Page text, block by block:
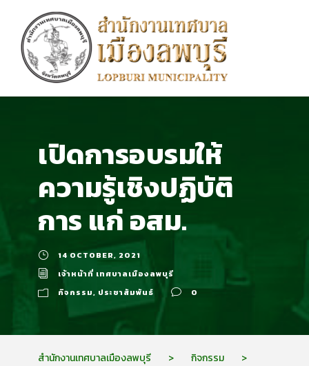
เปิดการอบรมให้
ความรู้เชิงปฏิบัติ
การ แก่ อสม.
14 OCTOBER, 2021
เจ้าหน้าที่ เทศบาลเมืองลพบุรี
กิจกรรม, ประชาสัมพันธ์ 0
สำนักงานเทศบาลเมืองลพบุรี > กิจกรรม
>